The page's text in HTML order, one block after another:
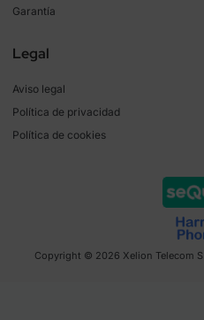
Garantía
Legal
Aviso legal
Política de privacidad
Política de cookies
Copyright © 2026 Xelion Telecom